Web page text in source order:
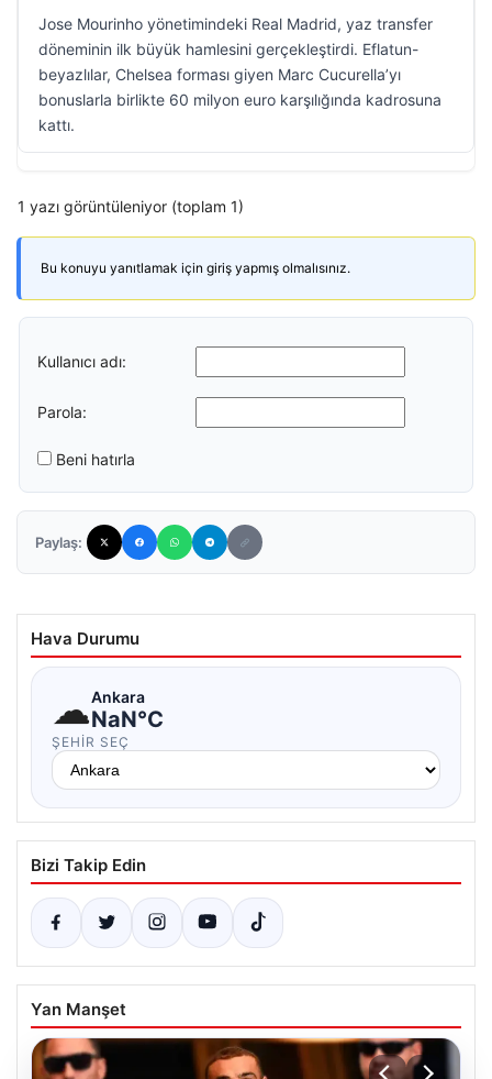
Jose Mourinho yönetimindeki Real Madrid, yaz transfer
döneminin ilk büyük hamlesini gerçekleştirdi. Eflatun-
beyazlılar, Chelsea forması giyen Marc Cucurella’yı
bonuslarla birlikte 60 milyon euro karşılığında kadrosuna
kattı.
1 yazı görüntüleniyor (toplam 1)
Bu konuyu yanıtlamak için giriş yapmış olmalısınız.
Kullanıcı adı:
Parola:
Beni hatırla
Paylaş:
Hava Durumu
☁Ankara
NaN°C
ŞEHIR SEÇ
Bizi Takip Edin
Yan Manşet